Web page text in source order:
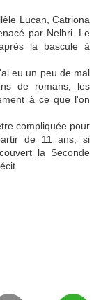
Lucan, Catriona
par Nelbri. Le
la bascule à
eu un peu de mal
de romans, les
à ce que l'on
compliquée pour
de 11 ans, si
la Seconde